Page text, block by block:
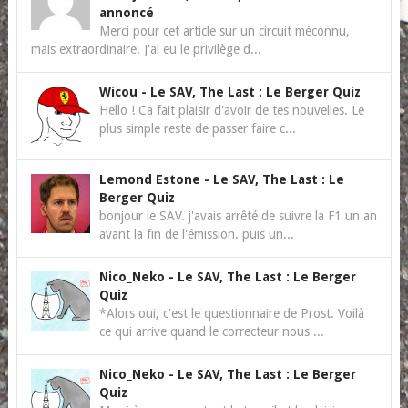
annoncé
Merci pour cet article sur un circuit méconnu,
mais extraordinaire. J'ai eu le privilège d...
Wicou - Le SAV, The Last : Le Berger Quiz
Hello ! Ca fait plaisir d'avoir de tes nouvelles. Le
plus simple reste de passer faire c...
Lemond Estone - Le SAV, The Last : Le
Berger Quiz
bonjour le SAV. j'avais arrêté de suivre la F1 un an
avant la fin de l'émission. puis un...
Nico_Neko - Le SAV, The Last : Le Berger
Quiz
*Alors oui, c'est le questionnaire de Prost. Voilà
ce qui arrive quand le correcteur nous ...
Nico_Neko - Le SAV, The Last : Le Berger
Quiz